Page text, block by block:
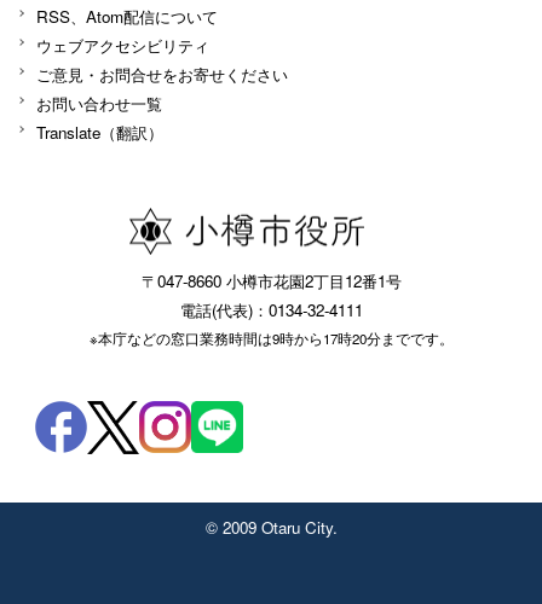
RSS、Atom配信について
ウェブアクセシビリティ
ご意見・お問合せをお寄せください
お問い合わせ一覧
Translate（翻訳）
〒047-8660 小樽市花園2丁目12番1号
電話(代表)：0134-32-4111
※本庁などの窓口業務時間は9時から17時20分までです。
© 2009 Otaru City.